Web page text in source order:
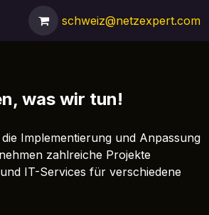
Referenzen Shop Forum
schweiz@netzexpert.com
was wir tun!
Implementierung und Anpassung
zahlreiche Projekte
IT-Services für verschiedene